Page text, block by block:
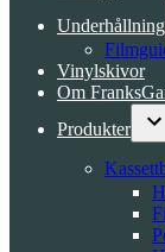
Underhållning
Vinylskivor
Om
Produkter